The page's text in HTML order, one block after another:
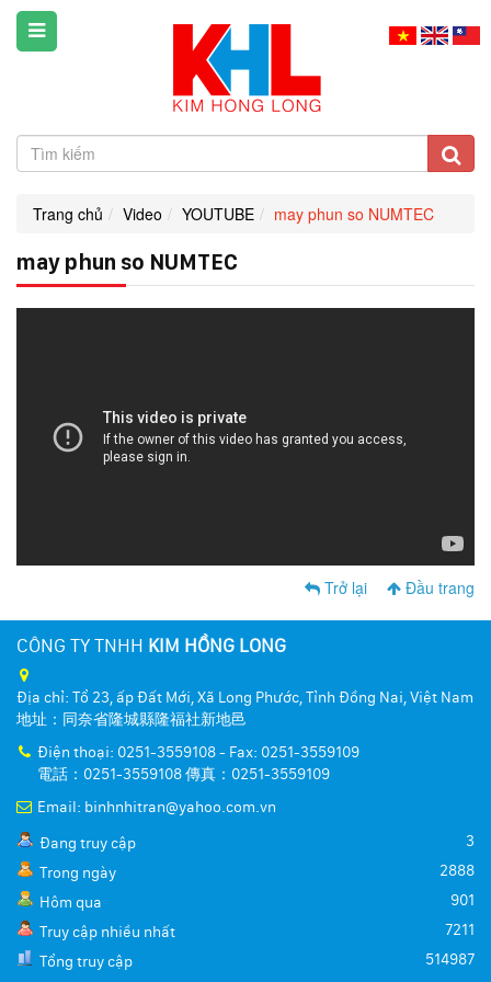
Trang chủ Video YOUTUBE may phun so NUMTEC
may phun so NUMTEC
Trở lại Đầu trang
CÔNG TY TNHH KIM HỒNG LONG
Địa chỉ: Tổ 23, ấp Đất Mới, Xã Long Phước, Tỉnh Đồng Nai, Việt Nam
地址：同奈省隆城縣隆福社新地邑
Điện thoại: 0251-3559108 - Fax: 0251-3559109
電話：0251-3559108 傳真：0251-3559109
Email: binhnhitran@yahoo.com.vn
Đang truy cập 3
Trong ngày 2888
Hôm qua 901
Truy cập nhiều nhất 7211
Tổng truy cập 514987